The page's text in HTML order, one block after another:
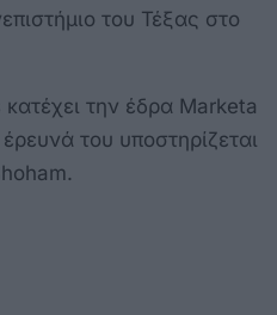
του Τέξας στο
την έδρα Marketa
του υποστηρίζεται